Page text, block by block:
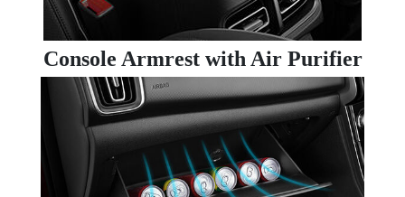
Console Armrest with Air Purifier